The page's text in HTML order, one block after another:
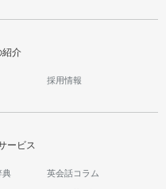
紹介
採用情報
ービス
典 英会話コラム